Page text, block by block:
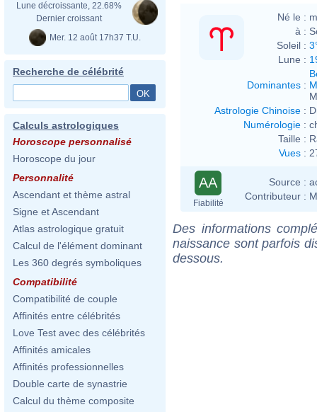
Lune décroissante, 22.68%
Dernier croissant
Mer. 12 août 17h37 T.U.
Recherche de célébrité
Calculs astrologiques
Horoscope personnalisé
Horoscope du jour
Personnalité
Ascendant et thème astral
Signe et Ascendant
Atlas astrologique gratuit
Calcul de l'élément dominant
Les 360 degrés symboliques
Compatibilité
Compatibilité de couple
Affinités entre célébrités
Love Test avec des célébrités
Affinités amicales
Affinités professionnelles
Double carte de synastrie
Calcul du thème composite
Né le :
à :
Soleil :
Lune :
Dominantes :
Astrologie Chinoise :
Numérologie :
Taille :
Vues :
AA
Fiabilité
Source :
Contributeur :
Des informations
naissance sont parfois
dessous.